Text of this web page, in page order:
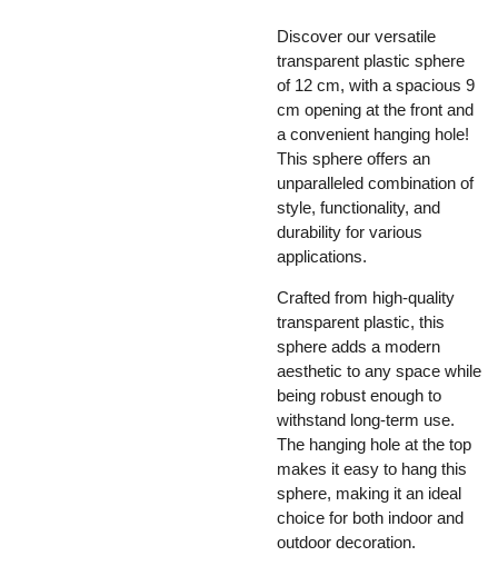
Discover our versatile
transparent plastic sphere
of 12 cm, with a spacious 9
cm opening at the front and
a convenient hanging hole!
This sphere offers an
unparalleled combination of
style, functionality, and
durability for various
applications.
Crafted from high-quality
transparent plastic, this
sphere adds a modern
aesthetic to any space while
being robust enough to
withstand long-term use.
The hanging hole at the top
makes it easy to hang this
sphere, making it an ideal
choice for both indoor and
outdoor decoration.